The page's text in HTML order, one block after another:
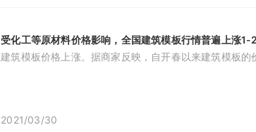
受化工等原材料价格影响，全国建筑模板行情普遍上涨1-
建筑模板价格上涨。据商家反映，自开春以来建筑模板的
2021/03/30